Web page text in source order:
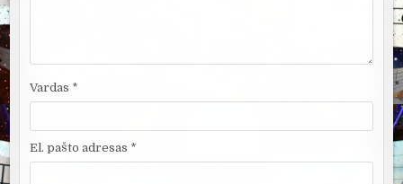
Vardas *
El. pašto adresas *